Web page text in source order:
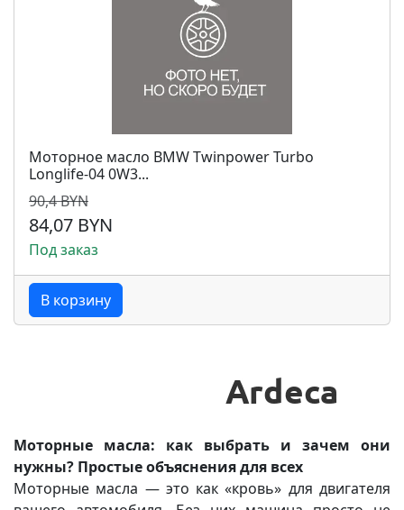
Моторное масло BMW Twinpower Turbo
Longlife-04 0W3...
90,4 BYN
84,07 BYN
Под заказ
В корзину
Моторные масла: как выбрать и зачем они
нужны? Простые объяснения для всех
Моторные масла — это как «кровь» для двигателя